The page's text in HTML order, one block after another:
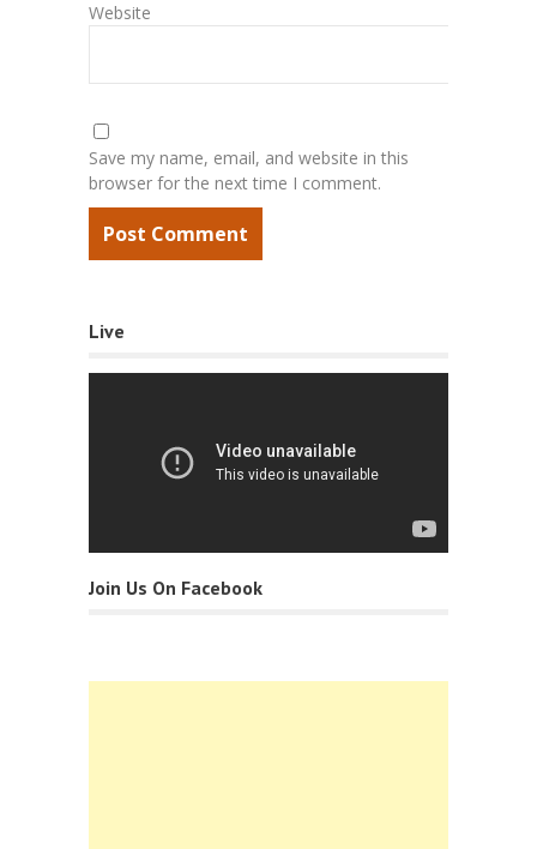
Website
Save my name, email, and website in this
browser for the next time I comment.
Live
Join Us On Facebook